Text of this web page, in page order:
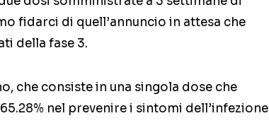
fidarci di quell’annuncio in attesa che
della fase 3.
che consiste in una singola dose che
nel prevenire i sintomi dell’infezione